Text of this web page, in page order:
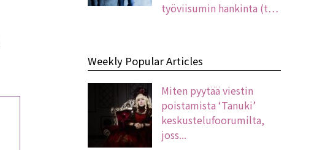
työviisumin hankinta (t…
Weekly Popular Articles
Miten pyytää viestin
poistamista ‘Tanuki’
keskustelufoorumilta,
joss...